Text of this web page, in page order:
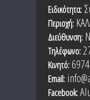
Ειδικότητα:
Περιοχή:
Διεύθυνση:
Τηλέφωνο:
Κινητό:
Email:
Facebook: